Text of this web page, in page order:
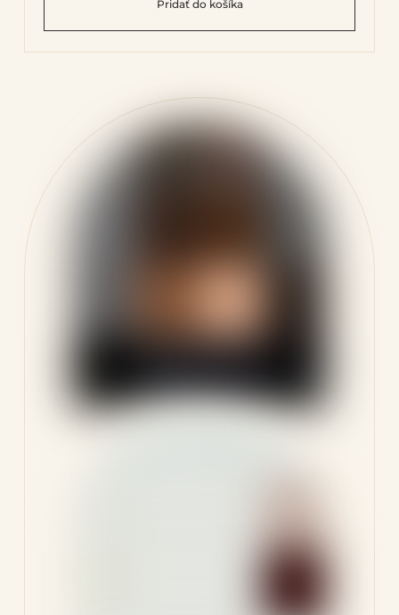
Pridať do košíka